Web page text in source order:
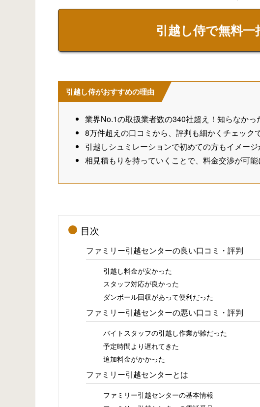
引越し侍で無料一
引越し侍がおすすめの理由
業界No.1の取扱業者数の340社超え！知らなかっ
8万件超えの口コミから、評判も細かくチェック
引越しシュミレーションで初めての方もイメージ
相見積もりを持っていくことで、料金交渉が可能
目次
ファミリー引越センターの良い口コミ・評判
引越し料金が安かった
スタッフ対応が良かった
ダンボール回収があって便利だった
ファミリー引越センターの悪い口コミ・評判
バイトスタッフの引越し作業が雑だった
予定時間より遅れてきた
追加料金がかかった
ファミリー引越センターとは
ファミリー引越センターの基本情報